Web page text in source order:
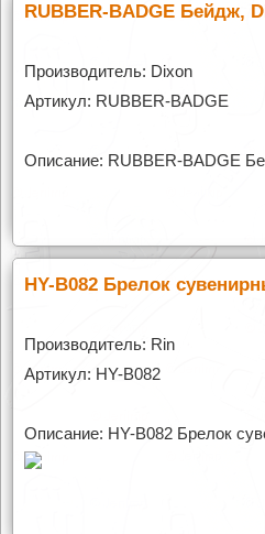
RUBBER-BADGE Бейдж,
Производитель: Dixon
Артикул: RUBBER-BADGE
Описание: RUBBER-BADGE
HY-B082 Брелок
Производитель: Rin
Артикул: HY-B082
Описание: HY-B082 Брелок